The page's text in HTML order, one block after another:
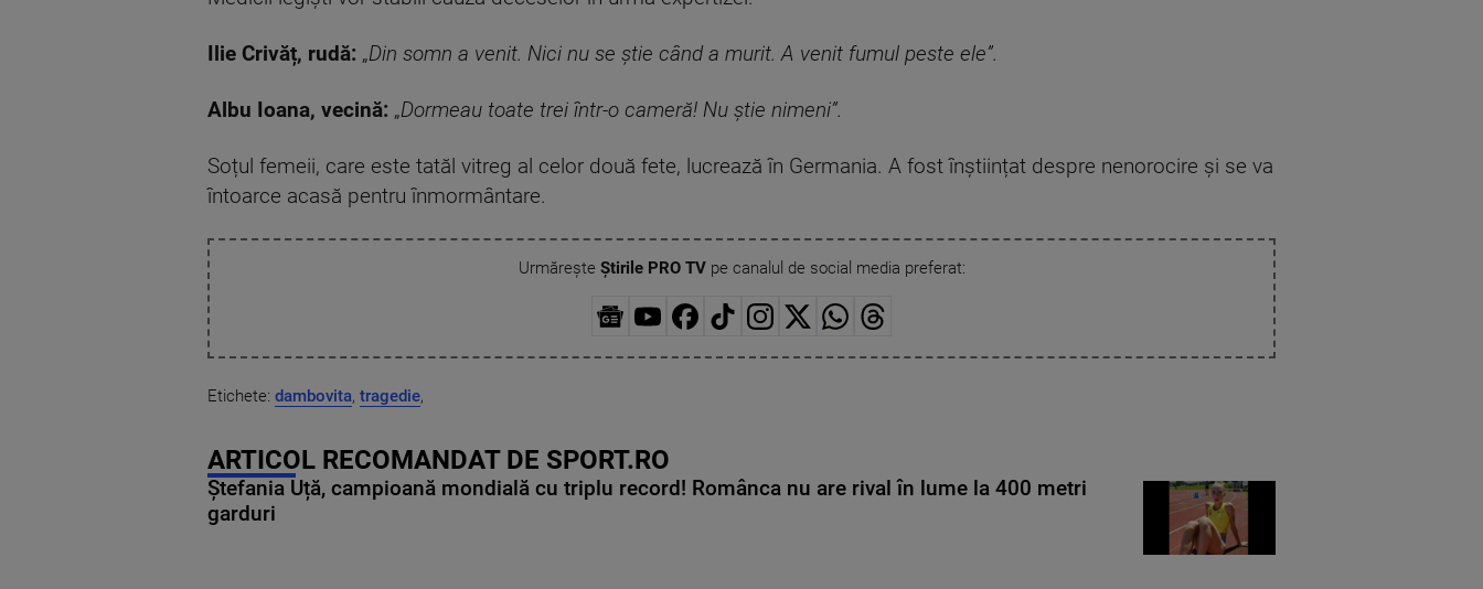
Ilie Crivăț, rudă: „Din somn a venit. Nici nu se știe când a murit. A venit fumul peste ele”.
Albu Ioana, vecină: „Dormeau toate trei într-o cameră! Nu știe nimeni”.
Soțul femeii, care este tatăl vitreg al celor două fete, lucrează în Germania. A fost înștiințat despre nenorocire și se va
întoarce acasă pentru înmormântare.
Urmărește Știrile PRO TVpe canalul de social media preferat:
Etichete: dambovita, tragedie,
ARTICOL RECOMANDAT DE SPORT.RO
Ștefania Uță, campioană mondială cu triplu record! Românca nu are rival în lume la 400 metri
garduri